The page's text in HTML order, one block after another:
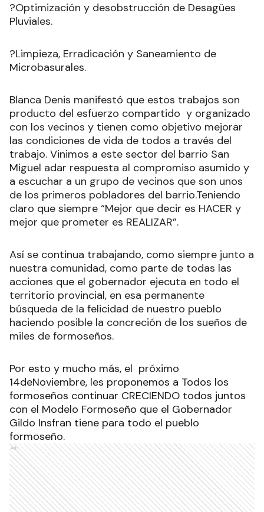
?Optimización y desobstrucción de Desagües
Pluviales.
?Limpieza, Erradicación y Saneamiento de
Microbasurales.
Blanca Denis manifestó que estos trabajos son
producto del esfuerzo compartido y organizado
con los vecinos y tienen como objetivo mejorar
las condiciones de vida de todos a través del
trabajo. Vinimos a este sector del barrio San
Miguel adar respuesta al compromiso asumido y
a escuchar a un grupo de vecinos que son unos
de los primeros pobladores del barrio.Teniendo
claro que siempre “Mejor que decir es HACER y
mejor que prometer es REALIZAR”.
Así se continua trabajando, como siempre junto a
nuestra comunidad, como parte de todas las
acciones que el gobernador ejecuta en todo el
territorio provincial, en esa permanente
búsqueda de la felicidad de nuestro pueblo
haciendo posible la concreción de los sueños de
miles de formoseños.
Por esto y mucho más, el próximo
14deNoviembre, les proponemos a Todos los
formoseños continuar CRECIENDO todos juntos
con el Modelo Formoseño que el Gobernador
Gildo Insfran tiene para todo el pueblo
formoseño.
Ads